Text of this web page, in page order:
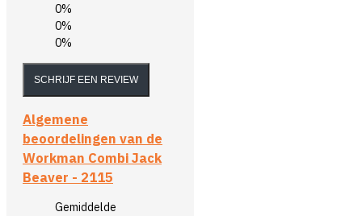
0%
0%
0%
SCHRIJF EEN REVIEW
Algemene
beoordelingen van de
Workman Combi Jack
Beaver - 2115
Gemiddelde